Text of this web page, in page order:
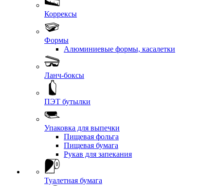
Коррексы
Формы
Алюминиевые формы, касалетки
Ланч-боксы
ПЭТ бутылки
Упаковка для выпечки
Пищевая фольга
Пищевая бумага
Рукав для запекания
Туалетная бумага